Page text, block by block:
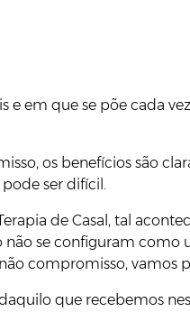
e em que se põe cada
os benefícios são
ser difícil.
de Casal, tal
se configuram como
compromisso, vamos
que recebemos